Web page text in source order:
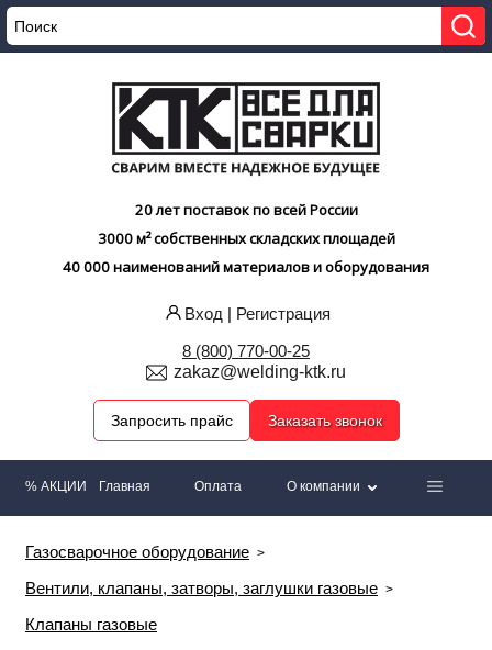
20 лет поставок по всей России
3000 м² собственных складских площадей
40 000 наименований материалов и оборудования
Вход | Регистрация
8 (800) 770-00-25
zakaz@welding-ktk.ru
Запросить прайс Заказать звонок
% АКЦИИ Главная Оплата О компании
Газосварочное оборудование
Вентили, клапаны, затворы, заглушки газовые
Клапаны газовые